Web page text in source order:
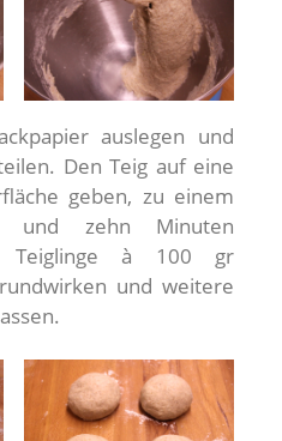
auslegen und
Den Teig auf eine
geben, zu einem
und zehn Minuten
Teiglinge à 100 gr
und weitere